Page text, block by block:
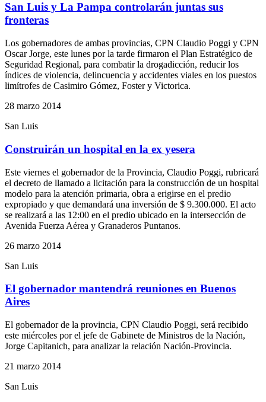
San Luis y La Pampa controlarán juntas sus
fronteras
Los gobernadores de ambas provincias, CPN Claudio Poggi y CPN
Oscar Jorge, este lunes por la tarde firmaron el Plan Estratégico de
Seguridad Regional, para combatir la drogadicción, reducir los
índices de violencia, delincuencia y accidentes viales en los puestos
limítrofes de Casimiro Gómez, Foster y Victorica.
28 marzo 2014
San Luis
Construirán un hospital en la ex yesera
Este viernes el gobernador de la Provincia, Claudio Poggi, rubricará
el decreto de llamado a licitación para la construcción de un hospital
modelo para la atención primaria, obra a erigirse en el predio
expropiado y que demandará una inversión de $ 9.300.000. El acto
se realizará a las 12:00 en el predio ubicado en la intersección de
Avenida Fuerza Aérea y Granaderos Puntanos.
26 marzo 2014
San Luis
El gobernador mantendrá reuniones en Buenos
Aires
El gobernador de la provincia, CPN Claudio Poggi, será recibido
este miércoles por el jefe de Gabinete de Ministros de la Nación,
Jorge Capitanich, para analizar la relación Nación-Provincia.
21 marzo 2014
San Luis